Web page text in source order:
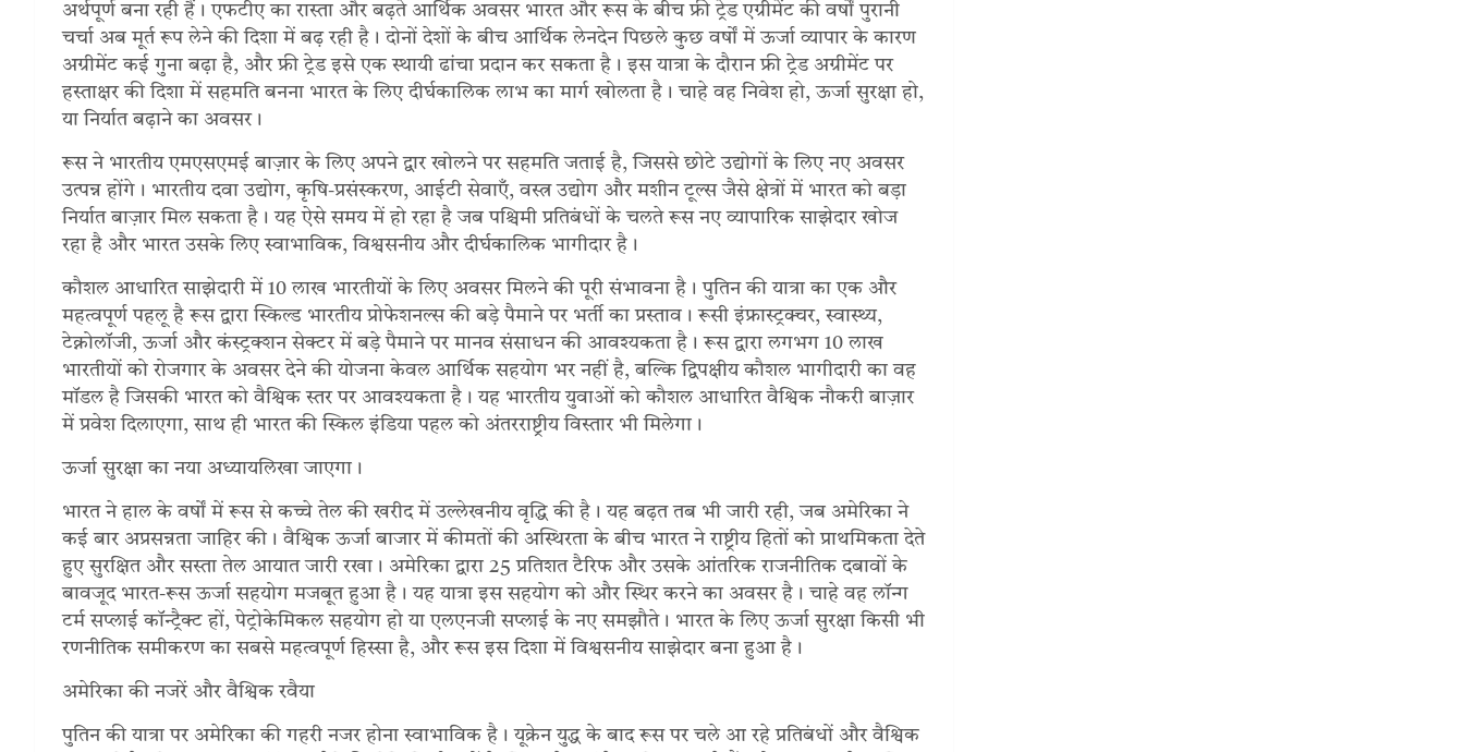
अर्थपूर्ण बना रही हैं। एफटीए का रास्ता और बढ़ते आर्थिक अवसर भारत और रूस के बीच फ्री ट्रेड एग्रीमेंट की वर्षों पुरानी
चर्चा अब मूर्त रूप लेने की दिशा में बढ़ रही है। दोनों देशों के बीच आर्थिक लेनदेन पिछले कुछ वर्षों में ऊर्जा व्यापार के कारण
अग्रीमेंट कई गुना बढ़ा है, और फ्री ट्रेड इसे एक स्थायी ढांचा प्रदान कर सकता है। इस यात्रा के दौरान फ्री ट्रेड अग्रीमेंट पर
हस्ताक्षर की दिशा में सहमति बनना भारत के लिए दीर्घकालिक लाभ का मार्ग खोलता है। चाहे वह निवेश हो, ऊर्जा सुरक्षा हो,
या निर्यात बढ़ाने का अवसर।
रूस ने भारतीय एमएसएमई बाज़ार के लिए अपने द्वार खोलने पर सहमति जताई है, जिससे छोटे उद्योगों के लिए नए अवसर
उत्पन्न होंगे। भारतीय दवा उद्योग, कृषि-प्रसंस्करण, आईटी सेवाएँ, वस्त्र उद्योग और मशीन टूल्स जैसे क्षेत्रों में भारत को बड़ा
निर्यात बाज़ार मिल सकता है। यह ऐसे समय में हो रहा है जब पश्चिमी प्रतिबंधों के चलते रूस नए व्यापारिक साझेदार खोज
रहा है और भारत उसके लिए स्वाभाविक, विश्वसनीय और दीर्घकालिक भागीदार है।
कौशल आधारित साझेदारी में 10 लाख भारतीयों के लिए अवसर मिलने की पूरी संभावना है। पुतिन की यात्रा का एक और
महत्वपूर्ण पहलू है रूस द्वारा स्किल्ड भारतीय प्रोफेशनल्स की बड़े पैमाने पर भर्ती का प्रस्ताव। रूसी इंफ्रास्ट्रक्चर, स्वास्थ्य,
टेक्नोलॉजी, ऊर्जा और कंस्ट्रक्शन सेक्टर में बड़े पैमाने पर मानव संसाधन की आवश्यकता है। रूस द्वारा लगभग 10 लाख
भारतीयों को रोजगार के अवसर देने की योजना केवल आर्थिक सहयोग भर नहीं है, बल्कि द्विपक्षीय कौशल भागीदारी का वह
मॉडल है जिसकी भारत को वैश्विक स्तर पर आवश्यकता है। यह भारतीय युवाओं को कौशल आधारित वैश्विक नौकरी बाज़ार
में प्रवेश दिलाएगा, साथ ही भारत की स्किल इंडिया पहल को अंतरराष्ट्रीय विस्तार भी मिलेगा।
ऊर्जा सुरक्षा का नया अध्यायलिखा जाएगा।
भारत ने हाल के वर्षों में रूस से कच्चे तेल की खरीद में उल्लेखनीय वृद्धि की है। यह बढ़त तब भी जारी रही, जब अमेरिका ने
कई बार अप्रसन्नता जाहिर की। वैश्विक ऊर्जा बाजार में कीमतों की अस्थिरता के बीच भारत ने राष्ट्रीय हितों को प्राथमिकता देते
हुए सुरक्षित और सस्ता तेल आयात जारी रखा। अमेरिका द्वारा 25 प्रतिशत टैरिफ और उसके आंतरिक राजनीतिक दबावों के
बावजूद भारत-रूस ऊर्जा सहयोग मजबूत हुआ है। यह यात्रा इस सहयोग को और स्थिर करने का अवसर है। चाहे वह लॉन्ग
टर्म सप्लाई कॉन्ट्रैक्ट हों, पेट्रोकेमिकल सहयोग हो या एलएनजी सप्लाई के नए समझौते। भारत के लिए ऊर्जा सुरक्षा किसी भी
रणनीतिक समीकरण का सबसे महत्वपूर्ण हिस्सा है, और रूस इस दिशा में विश्वसनीय साझेदार बना हुआ है।
अमेरिका की नजरें और वैश्विक रवैया
पुतिन की यात्रा पर अमेरिका की गहरी नजर होना स्वाभाविक है। यूक्रेन युद्ध के बाद रूस पर चले आ रहे प्रतिबंधों और वैश्विक